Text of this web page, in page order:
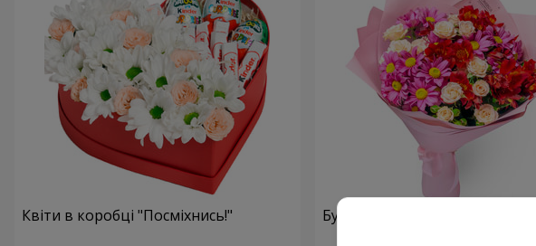
Квіти в коробці "Посміхнись!" Букет "Ніжне кохання"